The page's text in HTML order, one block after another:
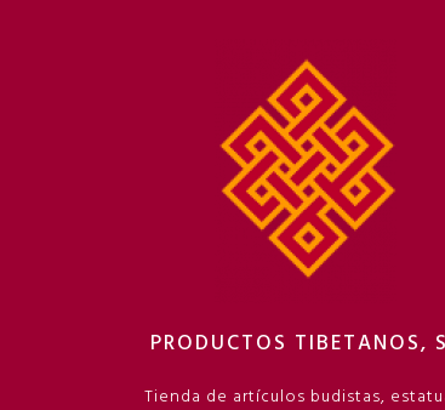
PRODUCTOS TIBETANOS,
Tienda de artículos budistas,